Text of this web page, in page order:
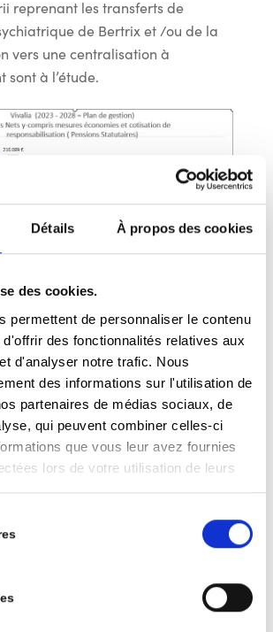
Détails À propos des cookies
des cookies.
permettent de personnaliser le contenu
des fonctionnalités relatives aux
d'analyser notre trafic. Nous
des informations sur l'utilisation de
partenaires de médias sociaux, de
qui peuvent combiner celles-ci
que vous leur avez fournies
lors de votre utilisation de leurs
reprenant les transferts de
de Bertrix et /ou de la
vers une centralisation à
sont à l’étude.
Nets = Déficits
Fin d’année ) : – 1 516 000 €
: – 5 805 000 €
2023 – 2028 : Des prévisions
de -10 000 000 € en 2028 ( sans
du fédéral au niveau de la
statutaires )
( Charges salariales : + 15
Energie : = + 5 000 000 €)